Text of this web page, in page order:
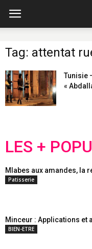
Tag: attentat
Tunisie
«
LES +
Mlabes aux amandes, la
Patisserie
Minceur : Applications et
BIEN-ETRE